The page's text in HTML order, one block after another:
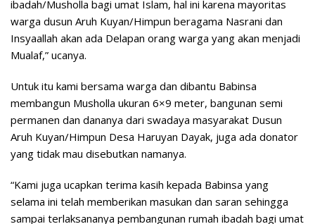
ibadah/Musholla bagi umat Islam, hal ini karena mayoritas
warga dusun Aruh Kuyan/Himpun beragama Nasrani dan
Insyaallah akan ada Delapan orang warga yang akan menjadi
Mualaf,” ucanya.
Untuk itu kami bersama warga dan dibantu Babinsa
membangun Musholla ukuran 6×9 meter, bangunan semi
permanen dan dananya dari swadaya masyarakat Dusun
Aruh Kuyan/Himpun Desa Haruyan Dayak, juga ada donator
yang tidak mau disebutkan namanya.
“Kami juga ucapkan terima kasih kepada Babinsa yang
selama ini telah memberikan masukan dan saran sehingga
sampai terlaksananya pembangunan rumah ibadah bagi umat